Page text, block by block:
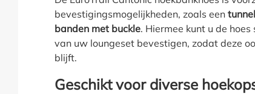
bevestigingsmogelijkheden, zoals een
banden met buckle. Hiermee kunt u de
van uw loungeset bevestigen, zodat deze
blijft.
Geschikt voor diverse